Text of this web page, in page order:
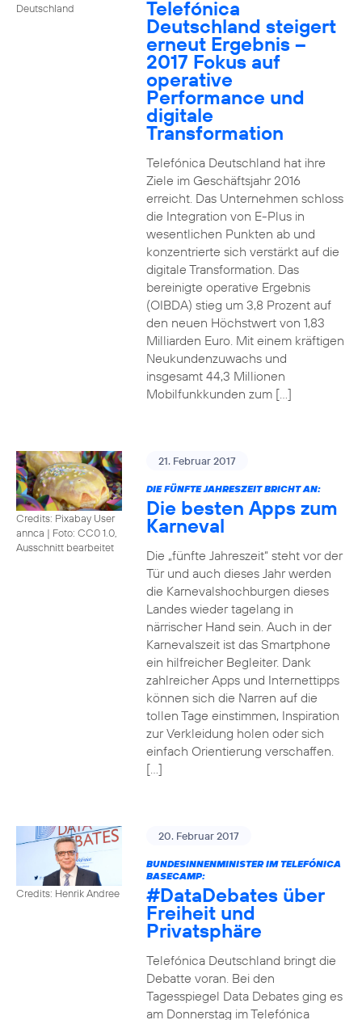
Deutschland
Telefónica
Deutschland steigert
erneut Ergebnis –
2017 Fokus auf
operative
Performance und
digitale
Transformation
Telefónica Deutschland hat ihre
Ziele im Geschäftsjahr 2016
erreicht. Das Unternehmen schloss
die Integration von E-Plus in
wesentlichen Punkten ab und
konzentrierte sich verstärkt auf die
digitale Transformation. Das
bereinigte operative Ergebnis
(OIBDA) stieg um 3,8 Prozent auf
den neuen Höchstwert von 1,83
Milliarden Euro. Mit einem kräftigen
Neukundenzuwachs und
insgesamt 44,3 Millionen
Mobilfunkkunden zum […]
Credits: Pixabay User
annca | Foto: CC0 1.0,
Ausschnitt bearbeitet
21. Februar 2017
DIE FÜNFTE JAHRESZEIT BRICHT AN:
Die besten Apps zum
Karneval
Die „fünfte Jahreszeit“ steht vor der
Tür und auch dieses Jahr werden
die Karnevalshochburgen dieses
Landes wieder tagelang in
närrischer Hand sein. Auch in der
Karnevalszeit ist das Smartphone
ein hilfreicher Begleiter. Dank
zahlreicher Apps und Internettipps
können sich die Narren auf die
tollen Tage einstimmen, Inspiration
zur Verkleidung holen oder sich
einfach Orientierung verschaffen.
[…]
Credits: Henrik Andree
20. Februar 2017
BUNDESINNENMINISTER IM TELEFÓNICA
BASECAMP:
#DataDebatesüber
Freiheit und
Privatsphäre
Telefónica Deutschland bringt die
Debatte voran. Bei den
Tagesspiegel Data Debates ging es
am Donnerstag im Telefónica